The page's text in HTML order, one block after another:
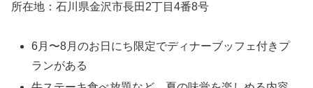
所在地：石川県金沢市長田2丁目4番8号
6月〜8月のお日にち限定でディナーブッフェ付きプ
ランがある